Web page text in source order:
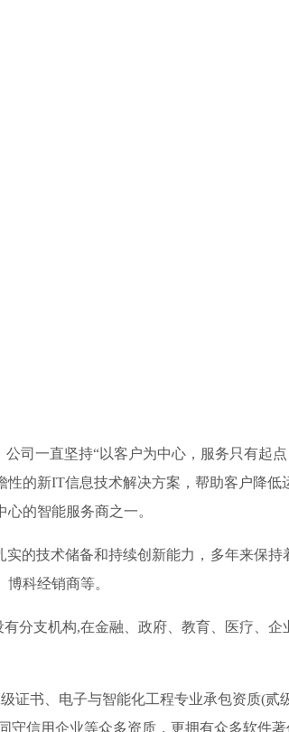
一直坚持“以客户为中心，服务只有起
的新IT信息技术解决方案，帮助客户降
的智能服务商之一。
技术储备和持续创新能力，多年来保
科经销商等。
支机构,在金融、政府、教育、医疗、
书、电子与智能化工程专业承包资质(贰
守信用企业等众多资质，更拥有众多软件著